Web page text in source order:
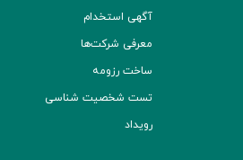
آگهی استخدام
معرفی شرکت‌ها
ساخت رزومه
تست شخصیت شناسی
رویداد